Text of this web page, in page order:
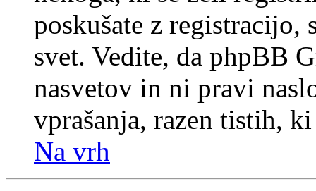
poskušate z registracijo,
svet. Vedite, da phpBB
nasvetov in ni pravi
vprašanja, razen tistih,
Na vrh